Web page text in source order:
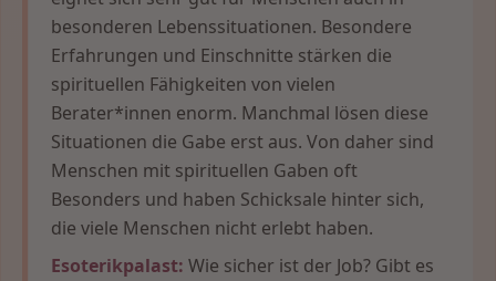
besonderen Lebenssituationen. Besondere
Erfahrungen und Einschnitte stärken die
spirituellen Fähigkeiten von vielen
Berater*innen enorm. Manchmal lösen diese
Situationen die Gabe erst aus. Von daher sind
Menschen mit spirituellen Gaben oft
Besonders und haben Schicksale hinter sich,
die viele Menschen nicht erlebt haben.
Esoterikpalast: Wie sicher ist der Job? Gibt es